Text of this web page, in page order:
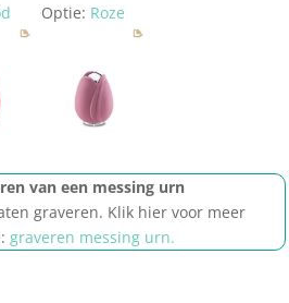
Optie: Roze
van een messing urn
graveren. Klik hier voor meer
graveren messing urn.